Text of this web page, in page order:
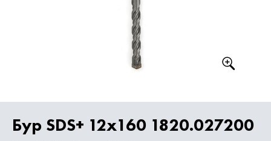
Бур SDS+ 12х160 1820.027200